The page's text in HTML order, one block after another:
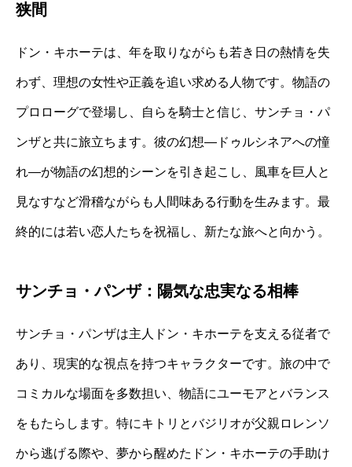
狭間
ドン・キホーテは、年を取りながらも若き日の熱情を失
わず、理想の女性や正義を追い求める人物です。物語の
プロローグで登場し、自らを騎士と信じ、サンチョ・パ
ンザと共に旅立ちます。彼の幻想—ドゥルシネアへの憧
れ—が物語の幻想的シーンを引き起こし、風車を巨人と
見なすなど滑稽ながらも人間味ある行動を生みます。最
終的には若い恋人たちを祝福し、新たな旅へと向かう。
サンチョ・パンザ：陽気な忠実なる相棒
サンチョ・パンザは主人ドン・キホーテを支える従者で
あり、現実的な視点を持つキャラクターです。旅の中で
コミカルな場面を多数担い、物語にユーモアとバランス
をもたらします。特にキトリとバジリオが父親ロレンソ
から逃げる際や、夢から醒めたドン・キホーテの手助け